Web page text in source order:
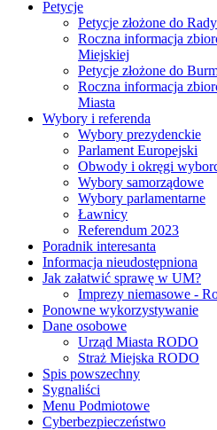
Petycje
Petycje złożone do
Roczna informacja
Miejskiej
Petycje złożone do
Roczna informacja
Miasta
Wybory i referenda
Wybory prezydenckie
Parlament Europejski
Obwody i okręgi
Wybory samorządowe
Wybory parlamentarne
Ławnicy
Referendum 2023
Poradnik interesanta
Informacja nieudostępniona
Jak załatwić sprawę w UM?
Imprezy niemasowe -
Ponowne wykorzystywanie
Dane osobowe
Urząd Miasta RODO
Straż Miejska RODO
Spis powszechny
Sygnaliści
Menu Podmiotowe
Cyberbezpieczeństwo